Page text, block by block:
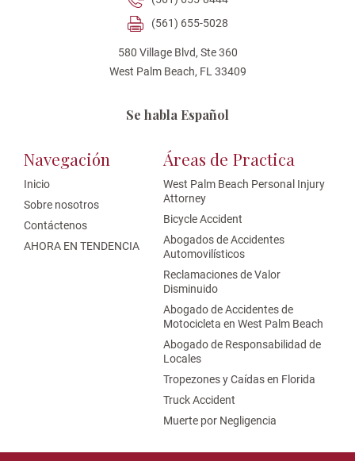
(561) 655-5028
580 Village Blvd, Ste 360
West Palm Beach, FL 33409
Se habla Español
Navegación
Inicio
Sobre nosotros
Contáctenos
AHORA EN TENDENCIA
Áreas de Practica
West Palm Beach Personal Injury
Attorney
Bicycle Accident
Abogados de Accidentes
Automovilísticos
Reclamaciones de Valor
Disminuido
Abogado de Accidentes de
Motocicleta en West Palm Beach
Abogado de Responsabilidad de
Locales
Tropezones y Caídas en Florida
Truck Accident
Muerte por Negligencia